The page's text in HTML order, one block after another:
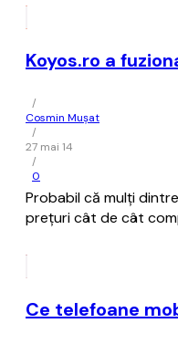
Koyos.ro a
/
Cosmin Mușat
/
27 mai 14
/
0
Probabil că mulţi
preţuri cât de cât
Ce telefoane